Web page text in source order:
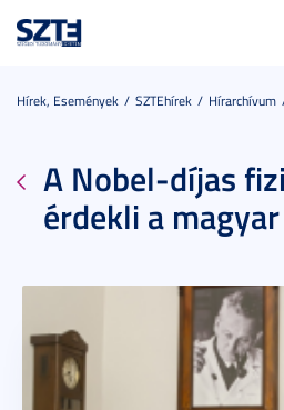
Hírek, Események SZTEhírek Hírarchívum
A Nobel-díjas
érdekli a